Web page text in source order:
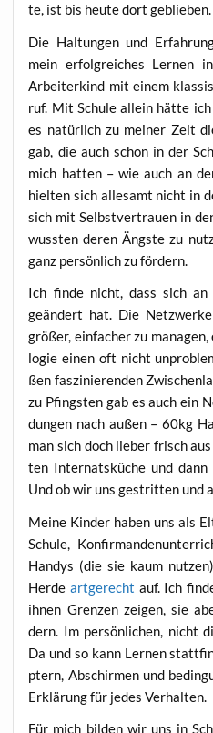
te, ist bis heu­te dort geblieben.
Die Hal­tun­gen und
mein erfolg­rei­ches Ler­nen
Arbei­ter­kind mit einem
ruf. Mit Schu­le allein hät­te
es natür­lich zu mei­ner Zeit
gab, die auch schon in der
mich hat­ten – wie auch an
hiel­ten sich alle­samt nicht in
sich mit Selbst­ver­trau­en in
wuss­ten deren Ängs­te zu
ganz per­sön­lich zu fördern.
Ich fin­de nicht, dass sich
geän­dert hat. Die
grö­ßer, ein­fa­cher zu
lo­gie einen oft nicht
ßen fas­zi­nie­ren­den
zu Pfings­ten gab es auch ein
dun­gen nach außen – 60kg
man sich doch lie­ber frisch
ten Inter­nats­kü­che und
Und ob wir uns gestrit­ten und
Mei­ne Kin­der haben uns als
Schu­le,
Han­dys (die sie kaum
Her­de art­ge­recht auf. Ich
ihnen Gren­zen zei­gen, sie
dern. Im per­sön­li­chen, nicht
Da und so kann Ler­nen
ptern, Abschir­men und
Erklä­rung für jedes Verhalten.
Für mich bil­den wir uns in